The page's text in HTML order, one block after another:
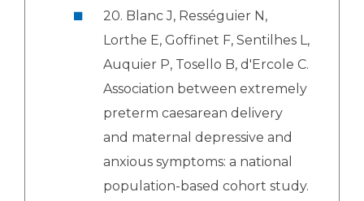
20. Blanc J, Rességuier N,
Lorthe E, Goffinet F, Sentilhes L,
Auquier P, Tosello B, d'Ercole C.
Association between extremely
preterm caesarean delivery
and maternal depressive and
anxious symptoms: a national
population-based cohort study.